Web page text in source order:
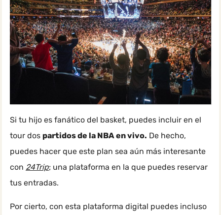
Si tu hijo es fanático del basket, puedes incluir en el
tour dos partidos de la NBA en vivo. De hecho,
puedes hacer que este plan sea aún más interesante
con 24Trip; una plataforma en la que puedes reservar
tus entradas.
Por cierto, con esta plataforma digital puedes incluso